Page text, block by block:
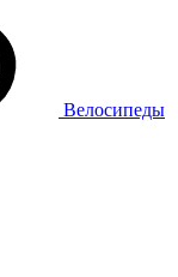
Велосипеды